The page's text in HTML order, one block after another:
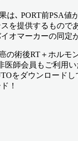
は､ PORT前PSA
を提供するもので
オマーカーの同定
の術後RT＋ホルモ
医師会員もご利用
をダウンロードし
！